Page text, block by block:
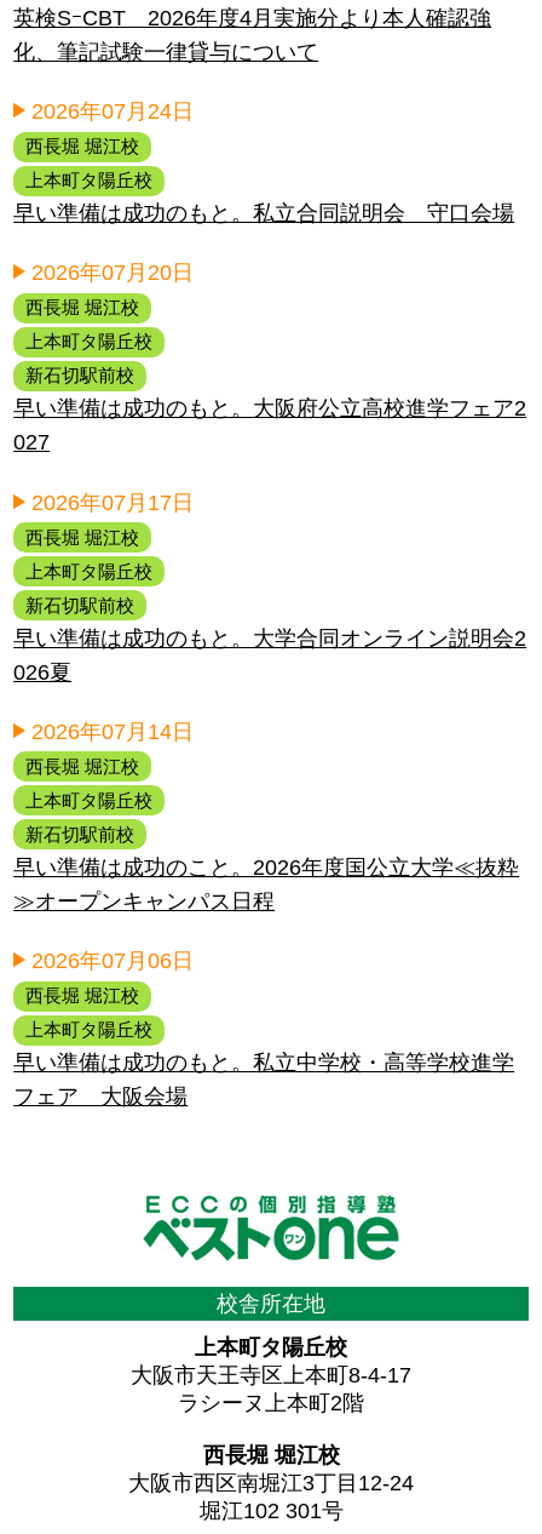
英検SｰCBT 2026年度4月実施分より本人確認強
化、筆記試験一律貸与について
2026年07月24日
西長堀 堀江校
上本町タ陽丘校
早い準備は成功のもと。私立合同説明会 守口会場
2026年07月20日
西長堀 堀江校
上本町タ陽丘校
新石切駅前校
早い準備は成功のもと。大阪府公立高校進学フェア2
027
2026年07月17日
西長堀 堀江校
上本町タ陽丘校
新石切駅前校
早い準備は成功のもと。大学合同オンライン説明会2
026夏
2026年07月14日
西長堀 堀江校
上本町タ陽丘校
新石切駅前校
早い準備は成功のこと。2026年度国公立大学≪抜粋
≫オープンキャンパス日程
2026年07月06日
西長堀 堀江校
上本町タ陽丘校
早い準備は成功のもと。私立中学校・高等学校進学
フェア 大阪会場
校舎所在地
上本町タ陽丘校
大阪市天王寺区上本町8-4-17
ラシーヌ上本町2階
西長堀 堀江校
大阪市西区南堀江3丁目12-24
堀江102 301号